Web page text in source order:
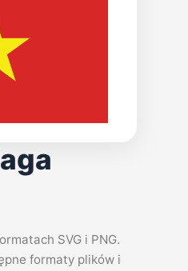
SVG i PNG.
formaty plików i